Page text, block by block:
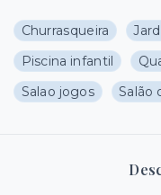
Churrasqueira
Piscina infantil
Salao jogos
Salão